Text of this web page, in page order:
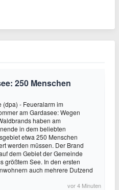
250 Menschen
(dpa) - Feueralarm im
am Gardasee: Wegen
haben am
in dem beliebten
etwa 250 Menschen
werden müssen. Der Brand
dem Gebiet der Gemeinde
größtem See. In den ersten
auch mehrere Dutzend
vor 4 Minuten